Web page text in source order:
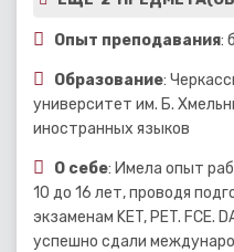
Опыт преподавания:
Образование:
университет им. Б.
иностранных языков
О себе: Имела опыт
10 до 16 лет, проводя
экзаменам KET, PET. FCE.
успешно сдали